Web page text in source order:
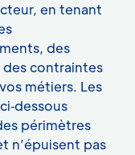
en tenant
des
des contraintes
métiers. Les
périmètres
n’épuisent pas